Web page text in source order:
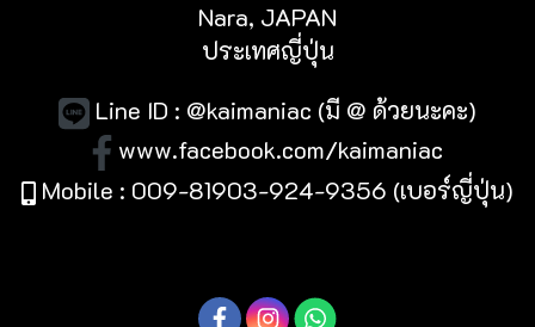
Nara, JAPAN
ประเทศญี่ปุ่น
Line ID : @kaimaniac (มี @ ด้วยนะคะ)
www.facebook.com/kaimaniac
Mobile : 009-81903-924-9356 (เบอร์ญี่ปุ่น)